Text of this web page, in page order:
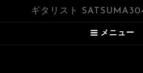
ギタリスト
メニュー